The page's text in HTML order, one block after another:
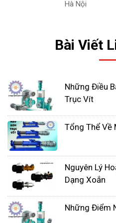
Ứng dụng máy
Máy bơm trục vít được sử
vực và ứng dụng khác
năng của nó. Dưới đây là
biến của máy bơm trục vít:
Cung cấp nước và xử lý
Hà Nội
Bài Viết
Những Điều
Trục Vít
Tổng Thể Về
Nguyên Lý
Dạng Xoắn
Những Điểm